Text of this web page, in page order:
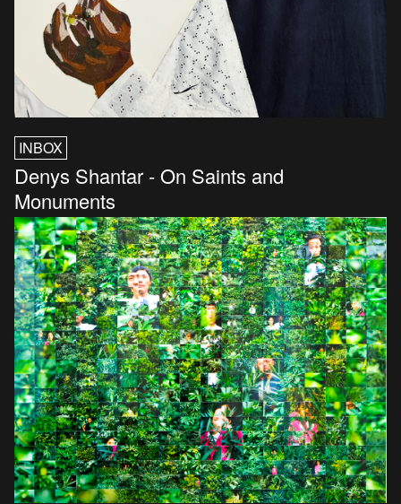
INBOX
Denys Shantar - On Saints and
Monuments